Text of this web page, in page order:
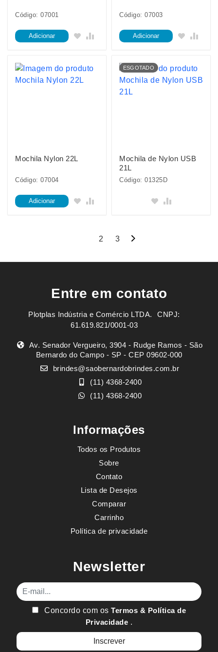
Código: 07001
Adicionar
Código: 07003
Adicionar
Mochila Nylon 22L
Código: 07004
Adicionar
ESGOTADO
Mochila de Nylon USB
21L
Código: 01325D
Navegação
por
2 3
Entre em contato
Plotplas Indústria e Comércio LTDA. ㅤㅤㅤ CNPJ:
61.619.821/0001-03
Av. Senador Vergueiro, 3904 - Rudge Ramos - São
Bernardo do Campo - SP - CEP 09602-000
brindes@saobernardobrindes.com.br
(11) 4368-2400
(11) 4368-2400
Informações
Todos os Produtos
Sobre
Contato
Lista de Desejos
Comparar
Carrinho
Política de privacidade
Newsletter
E-mail
Concordo com osTermos & Política de
Privacidade .